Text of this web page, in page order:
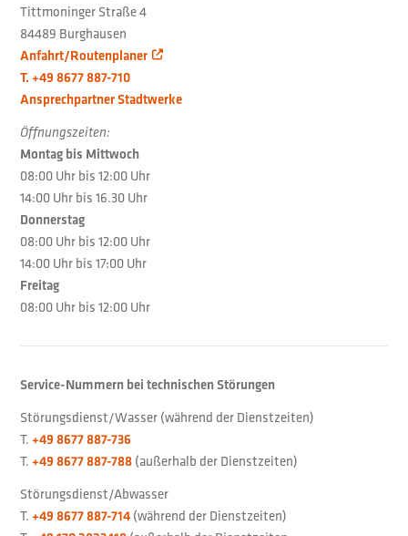
Tittmoninger Straße 4
84489 Burghausen
Anfahrt/Routenplaner
T. +49 8677 887-710
Ansprechpartner Stadtwerke
Öffnungszeiten:
Montag bis Mittwoch
08:00 Uhr bis 12:00 Uhr
14:00 Uhr bis 16.30 Uhr
Donnerstag
08:00 Uhr bis 12:00 Uhr
14:00 Uhr bis 17:00 Uhr
Freitag
08:00 Uhr bis 12:00 Uhr
Service-Nummern bei technischen Störungen
Störungsdienst/Wasser (während der Dienstzeiten)
T.+49 8677 887-736
T.+49 8677 887-788 (außerhalb der Dienstzeiten)
Störungsdienst/Abwasser
T.+49 8677 887-714 (während der Dienstzeiten)